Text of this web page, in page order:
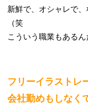
新鮮で、オシャレで
（笑
こういう職業もある
フリーイラストレ
会社勤めもしなく